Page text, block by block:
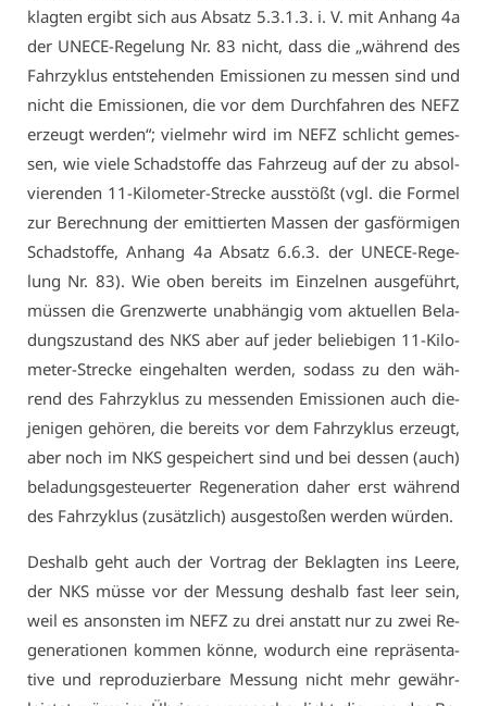
klag­ten er­gibt sich aus Ab­satz 5.​3.​1.​3. i. V. mit An­hang 4a
der UN­E­CE-Re­ge­lung Nr. 83 nicht, dass die „wäh­rend des
Fahr­zy­klus ent­ste­hen­den Emis­sio­nen zu mes­sen sind und
nicht die Emis­sio­nen, die vor dem Durch­fah­ren des NEFZ
er­zeugt wer­den“; viel­mehr wird im NEFZ schlicht ge­mes­
sen, wie vie­le Schad­stof­fe das Fahr­zeug auf der zu ab­sol­
vie­ren­den 11-Ki­lo­me­ter-Stre­cke aus­stößt (vgl. die For­mel
zur Be­rech­nung der emit­tier­ten Mas­sen der gas­för­mi­gen
Schad­stof­fe, An­hang 4a Ab­satz 6.6.3. der UN­E­CE-Re­ge­
lung Nr. 83). Wie oben be­reits im Ein­zel­nen aus­ge­führt,
müs­sen die Grenz­wer­te un­ab­hän­gig vom ak­tu­el­len Be­la­
dungs­zu­stand des NKS aber auf je­der be­lie­bi­gen 11-Ki­lo­
me­ter-Stre­cke ein­ge­hal­ten wer­den, so­dass zu den wäh­
rend des Fahr­zy­klus zu mes­sen­den Emis­sio­nen auch die­
je­ni­gen ge­hö­ren, die be­reits vor dem Fahr­zy­klus er­zeugt,
aber noch im NKS ge­spei­chert sind und bei des­sen (auch)
be­la­dungs­ge­steu­er­ter Re­ge­ne­ra­ti­on da­her erst wäh­rend
des Fahr­zy­klus (zu­sätz­lich) aus­ge­sto­ßen wer­den wür­den.
Des­halb geht auch der Vor­trag der Be­klag­ten ins Lee­re,
der NKS müs­se vor der Mes­sung des­halb fast leer sein,
weil es an­sons­ten im NEFZ zu drei an­statt nur zu zwei Re­
ge­ne­ra­tio­nen kom­men kön­ne, wo­durch ei­ne re­prä­sen­ta­
ti­ve und re­pro­du­zier­ba­re Mes­sung nicht mehr ge­währ­